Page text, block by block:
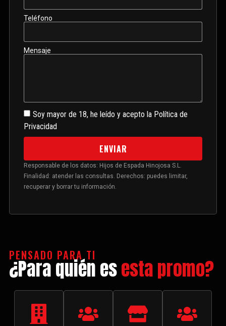
Teléfono
Mensaje
Soy mayor de 18, he leído y acepto la Política de
Privacidad
ENVIAR
Responsable de los datos: Hijos de Espada Hinojosa S.L.
Finalidad: atender las consultas. Derechos: puedes limitar,
recuperar y borrar tu información.
PENSADO PARA TI
¿Para quién esesta promo?